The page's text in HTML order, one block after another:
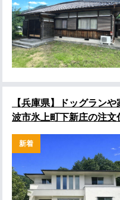
【兵庫県】ドッグラン
波市氷上町下新庄の注文
新着